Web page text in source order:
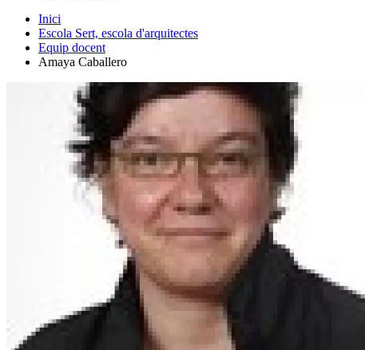
Inici
Escola Sert, escola d'arquitectes
Equip docent
Amaya Caballero